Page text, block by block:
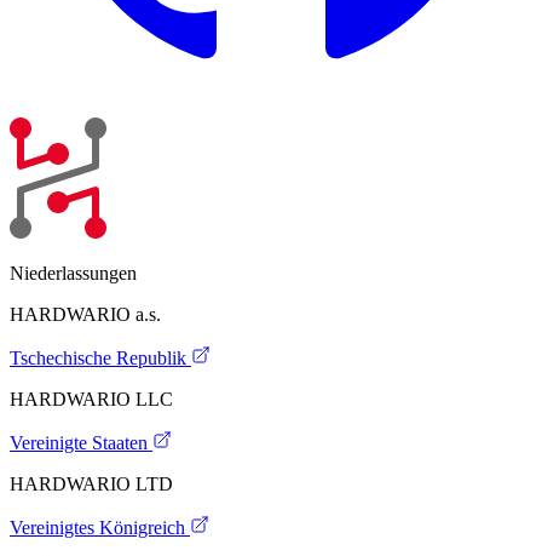
Niederlassungen
HARDWARIO a.s.
Tschechische Republik
HARDWARIO LLC
Vereinigte Staaten
HARDWARIO LTD
Vereinigtes Königreich